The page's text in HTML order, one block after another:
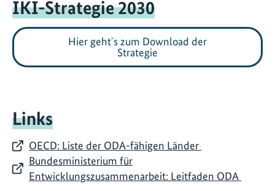
IKI-Strategie 2030
Hier geht´s zum Download der
Strategie
Links
OECD: Liste der ODA-fähigen Länder
Bundesministerium für
Entwicklungszusammenarbeit: Leitfaden ODA